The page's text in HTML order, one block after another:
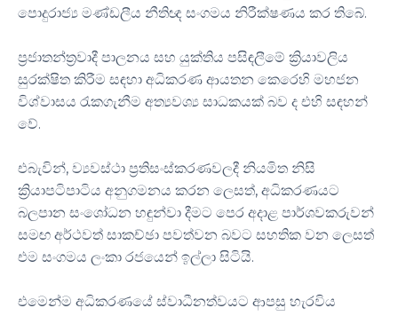
පොදුරාජ්‍ය මණ්ඩලීය නීතිඥ සංගමය නිරීක්ෂණය කර තිබේ.
ප්‍රජාතන්ත්‍රවාදී පාලනය සහ යුක්තිය පසිඳලීමේ ක්‍රියාවලිය
සුරක්ෂිත කිරීම සඳහා අධිකරණ ආයතන කෙරෙහි මහජන
විශ්වාසය රැකගැනීම අත්‍යවශ්‍ය සාධකයක් බව ද එහි සඳහන්
වේ.
එබැවින්, ව්‍යවස්ථා ප්‍රතිසංස්කරණවලදී නියමිත නිසි
ක්‍රියාපටිපාටිය අනුගමනය කරන ලෙසත්, අධිකරණයට
බලපාන සංශෝධන හඳුන්වා දීමට පෙර අදාළ පාර්ශවකරුවන්
සමඟ අර්ථවත් සාකච්ඡා පවත්වන බවට සහතික වන ලෙසත්
එම සංගමය ලංකා රජයෙන් ඉල්ලා සිටියි.
එමෙන්ම අධිකරණයේ ස්වාධීනත්වයට ආපසු හැරවිය